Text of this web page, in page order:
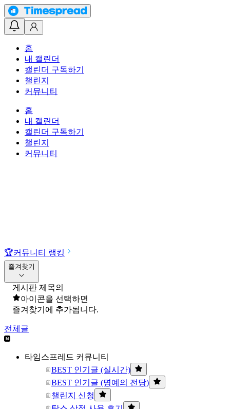
홈
내 캘린더
캘린더 구독하기
챌린지
커뮤니티
홈
내 캘린더
캘린더 구독하기
챌린지
커뮤니티
🏆커뮤니티 랭킹
즐겨찾기
게시판 제목의
아이콘을 선택하면
즐겨찾기에 추가됩니다.
전체글
타임스프레드 커뮤니티
BEST 인기글 (실시간)
BEST 인기글 (명예의 전당)
챌린지 신청